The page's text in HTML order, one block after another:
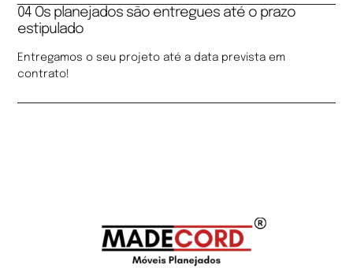
04 Os planejados são entregues até o prazo
estipulado
Entregamos o seu projeto até a data prevista em
contrato!